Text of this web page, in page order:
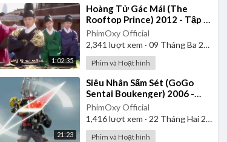
1:02:35
⁣Hoàng Tử Gác Mái (The
Rooftop Prince) 2012 - Tập 1
| Lồng Tiếng
PhimOxy Official
2,341 lượt xem · 09 Tháng Ba 2025
Phim và Hoạt hình
21:23
⁣Siêu Nhân Sấm Sét (GoGo
Sentai Boukenger) 2006 -
Tập 2 | Thuyết Minh
PhimOxy Official
1,416lượt xem · 22 Tháng Hai 2025
Phim và Hoạt hình